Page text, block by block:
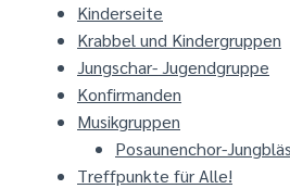
Kinderseite
Krabbel und Kindergruppen
Jungschar- Jugendgruppe
Konfirmanden
Musikgruppen
Posaunenchor-
Treffpunkte für Alle!